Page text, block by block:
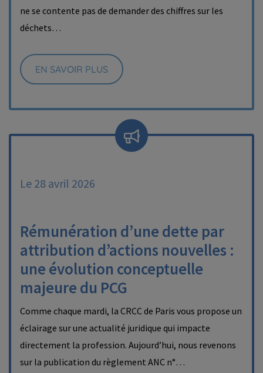
ne se contente pas de demander des chiffres sur les
déchets…
EN SAVOIR PLUS
Le 28 avril 2026
Rémunération d’une dette par
attribution d’actions nouvelles :
une évolution conceptuelle
majeure du PCG
Comme chaque mardi, la CRCC de Paris vous propose un
éclairage sur une actualité juridique qui impacte
directement la profession. Aujourd’hui, nous revenons
sur la publication du règlement ANC n°…